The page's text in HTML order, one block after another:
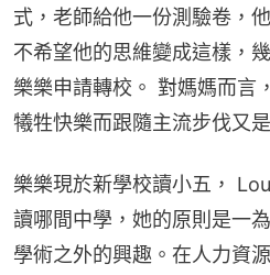
式，老師給他一份測驗卷，
不希望他的思維變成這樣，
樂樂申請轉校。 對媽媽而言
犧牲快樂而跟隨主流步伐又
樂樂現於新學校讀小五，
讀哪間中學，她的原則是一
學術之外的興趣。在人力資